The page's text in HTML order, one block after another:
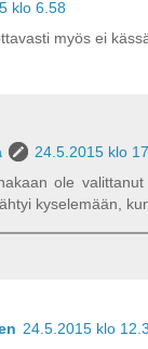
klo 6.58
myös ei
24.5.2015 klo
ole
kyselemään,
24.5.2015 klo